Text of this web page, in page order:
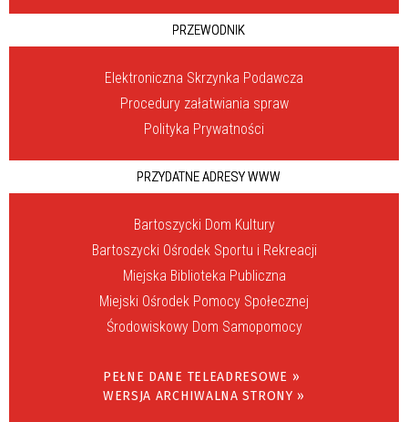
PRZEWODNIK
Elektroniczna Skrzynka Podawcza
Procedury załatwiania spraw
Polityka Prywatności
PRZYDATNE ADRESY WWW
Bartoszycki Dom Kultury
Bartoszycki Ośrodek Sportu i Rekreacji
Miejska Biblioteka Publiczna
Miejski Ośrodek Pomocy Społecznej
Środowiskowy Dom Samopomocy
PEŁNE DANE TELEADRESOWE »
WERSJA ARCHIWALNA STRONY »